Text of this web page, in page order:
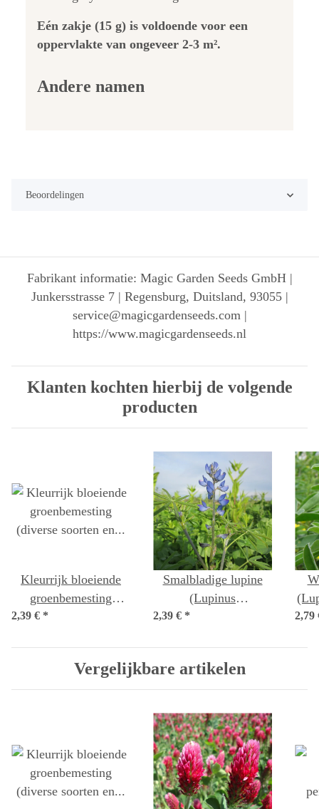
Eén zakje (15 g) is voldoende voor een
oppervlakte van ongeveer 2-3 m².
Andere namen
Beoordelingen
Fabrikant informatie: Magic Garden Seeds GmbH |
Junkersstrasse 7 | Regensburg, Duitsland, 93055 |
service@magicgardenseeds.com |
https://www.magicgardenseeds.nl
Klanten kochten hierbij de volgende
producten
Kleurrijk bloeiende
groenbemesting
(diverse soorten en
2,39 € *
Smalbladige lupine
(Lupinus
angustifolius) zaad
2,39 € * 2,79
Vergelijkbare artikelen